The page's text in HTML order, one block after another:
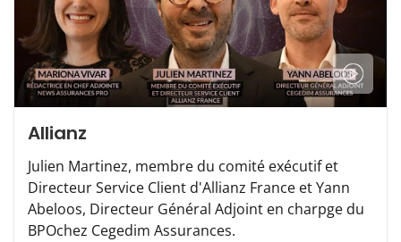
Allianz
Julien Martinez, membre du comité exécutif et
Directeur Service Client d'Allianz France et Yann
Abeloos, Directeur Général Adjoint en charpge du
BPOchez Cegedim Assurances.